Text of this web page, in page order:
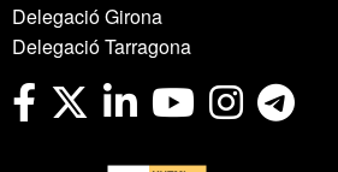
Delegació Girona
Delegació Tarragona